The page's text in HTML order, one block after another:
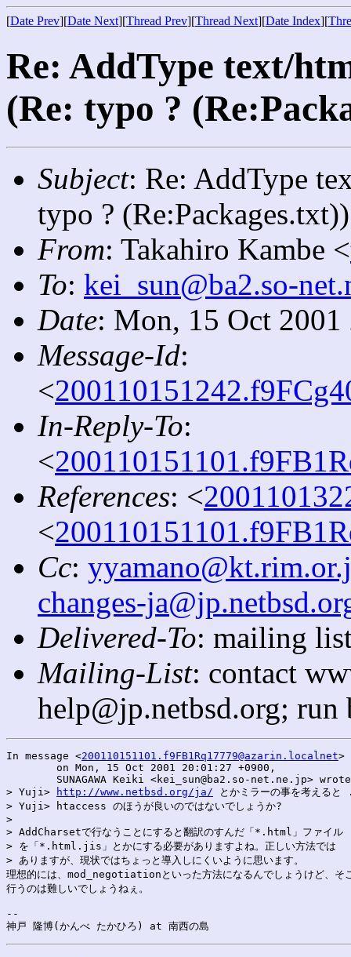
[Date Prev][Date Next][Thread Prev][Thread Next][Date Index][
Re: AddType text/
(Re: typo ?
Subject: Re: AddType
typo ? (Re:Packages.txt))
From: Takahiro Kambe <
To: kei_sun@ba2.so-
Date: Mon, 15 Oct
Message-Id:
<
In-Reply-To:
<
References: <
<
Cc:
changes-
Delivered-To: mailing
Mailing-List: contact
help@jp.netbsd.org;
In message <200110151101.f9FB1Rq17779@azarin.localnet>
> Yuji>
http://www.netbsd.org/ja/ とかミラーの事を考えると
> Yuji> htaccess のほうが良いのではないでしょうか?
>
> AddCharsetで行なうことにすると翻訳のすんだ「*.html」ファイル
> を「*.html.jis」とかにする必要がありますよね。正しい方法では
> ありますが、現状ではちょっと導入しにくいように思います。
理想的には、mod_negotiationといった方法になるんでしょうけど、そ
行うのは難しいでしょうねぇ。
--